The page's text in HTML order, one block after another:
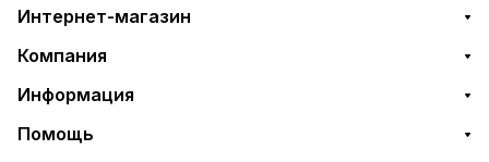
Интернет-магазин
Компания
Информация
Помощь